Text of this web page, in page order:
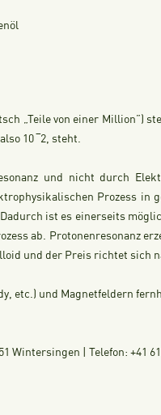
„Teile von einer Million”)
10 ‾2, steht.
und nicht durch
Prozess
ist es einerseits
ab. Protonenresonanz
und der Preis richtet sich
etc.) und Magnetfeldern
Wintersingen | Telefon: +41 61